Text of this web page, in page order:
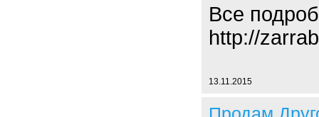
Все
http://
13.11.2015